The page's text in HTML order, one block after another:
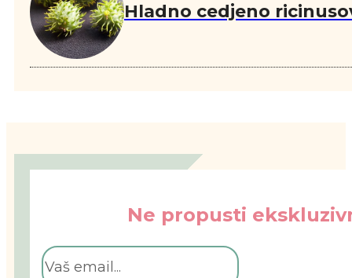
Hladno cedjeno
Ne propusti